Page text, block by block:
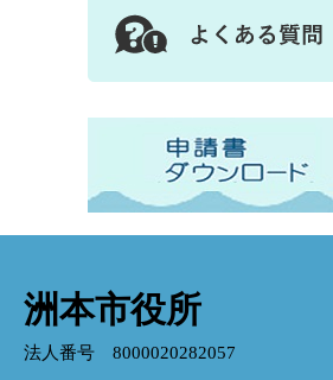
洲本市役所
法人番号 8000020282057